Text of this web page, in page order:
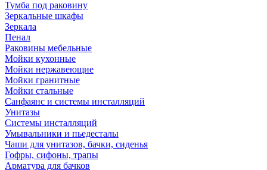
Тумба под раковину
Зеркальные шкафы
Зеркала
Пенал
Раковины мебельные
Мойки кухонные
Мойки нержавеющие
Мойки гранитные
Мойки стальные
Санфаянс и системы инсталляций
Унитазы
Системы инсталляций
Умывальники и пьедесталы
Чаши для унитазов, бачки, сиденья
Гофры, сифоны, трапы
Арматура для бачков